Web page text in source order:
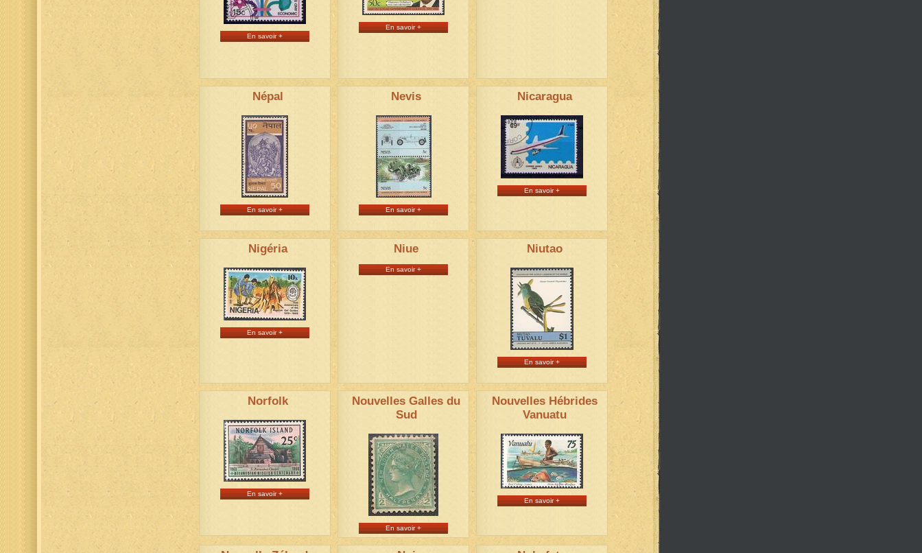
En savoir +
En savoir +
Népal
En savoir +
Nevis
En savoir +
Nicaragua
En savoir +
Nigéria
En savoir +
Niue
En savoir +
Niutao
En savoir +
Norfolk
En savoir +
Nouvelles Galles du
Sud
En savoir +
Nouvelles Hébrides
Vanuatu
En savoir +